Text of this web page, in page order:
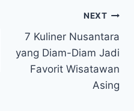
NEXT
7 Kuliner Nusantara
yang Diam-Diam Jadi
Favorit Wisatawan
Asing